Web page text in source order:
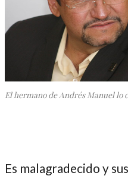
El hermano de Andrés Manuel
Es malagradecido y